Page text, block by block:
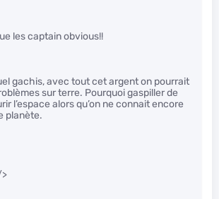
les captain obvious!!
gachis, avec tout cet argent on pourrait
sur terre. Pourquoi gaspiller de
l’espace alors qu’on ne connait encore
planète.